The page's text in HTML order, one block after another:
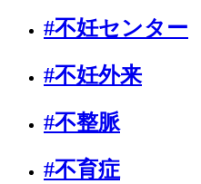
#不妊センター
#不妊外来
#不整脈
#不育症